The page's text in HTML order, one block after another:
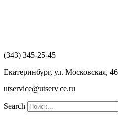
(343) 345-25-45
Екатеринбург, ул. Московская, 46
utservice@utservice.ru
Search